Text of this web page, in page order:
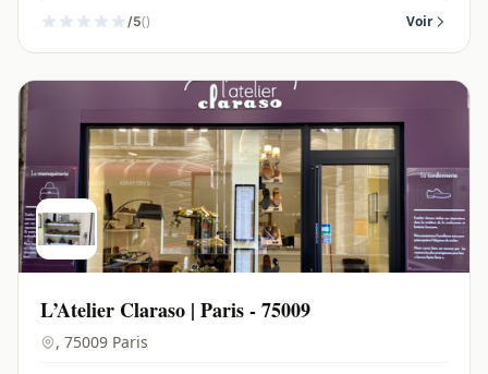
/5() Voir
L’Atelier Claraso | Paris - 75009
, 75009 Paris